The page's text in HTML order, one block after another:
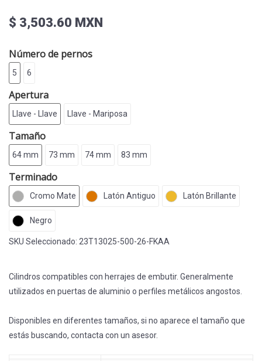
$ 3,503.60 MXN
Número de pernos
5 6
Apertura
Llave - Llave Llave - Mariposa
Tamaño
64 mm 73 mm 74 mm 83 mm
Terminado
Cromo Mate Latón Antiguo Latón Brillante
Negro
SKU Seleccionado: 23T13025-500-26-FKAA
Cilindros compatibles con herrajes de embutir. Generalmente
utilizados en puertas de aluminio o perfiles metálicos angostos.
Disponibles en diferentes tamaños, si no aparece el tamaño que
estás buscando, contacta con un asesor.